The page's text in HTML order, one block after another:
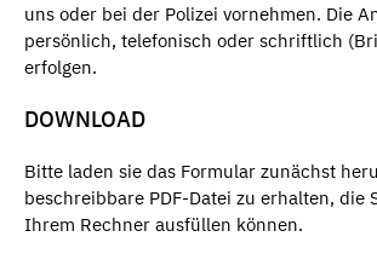
uns oder bei der Polizei vornehmen. Die
persönlich, telefonisch oder schriftlich
erfolgen.
DOWNLOAD
Bitte laden sie das Formular zunächst
beschreibbare PDF-Datei zu erhalten, die
Ihrem Rechner ausfüllen können.